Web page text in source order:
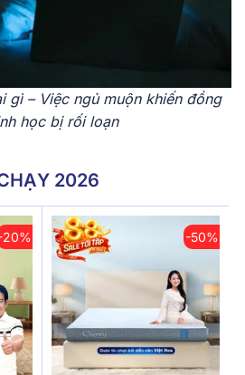
gì – Việc ngủ muộn khiến đồng
học bị rối loạn
2026
-50%